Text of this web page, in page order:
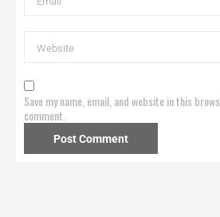
Save my name, email, and website in this
comment.